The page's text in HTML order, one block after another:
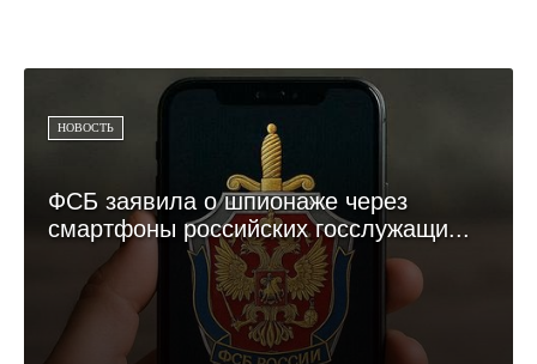
НОВОСТЬ
ФСБ заявила о шпионаже через
смартфоны российских госслужащи...